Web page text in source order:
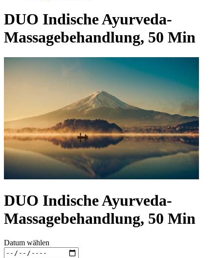
DUO Indische Ayurveda-
Massagebehandlung, 50 Min
DUO Indische Ayurveda-
Massagebehandlung, 50 Min
Datum wählen